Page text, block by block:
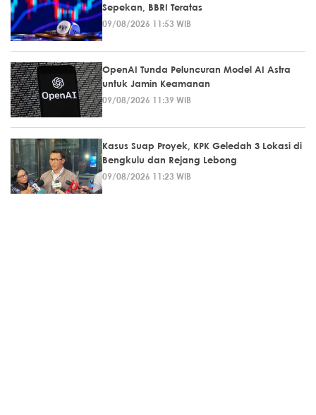
Sepekan, BBRI Teratas
09/08/2026 11:53 WIB
OpenAI Tunda Peluncuran Model AI Astra
untuk Jamin Keamanan
09/08/2026 11:39 WIB
Kasus Suap Proyek, KPK Geledah 3 Lokasi di
Bengkulu dan Rejang Lebong
09/08/2026 11:23 WIB